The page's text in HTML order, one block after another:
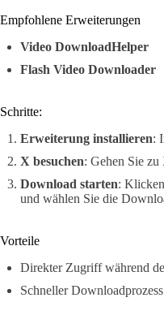
Empfohlene Erweiterungen
Video DownloadHelper
Flash Video Downloader
Schritte:
Erweiterung installieren:
X besuchen: Gehen Sie zu
Download starten:
und wählen Sie die
Vorteile
Direkter Zugriff während
Schneller Downloadprozess